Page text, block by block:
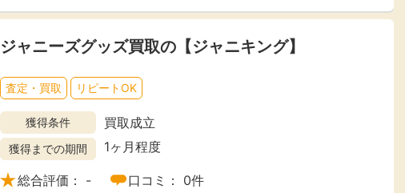
ジャニーズグッズ買取の【ジャニキング】
査定・買取 リピートOK
獲得条件 買取成立
獲得までの期間 1ヶ月程度
総合評価： - 口コミ： 0件